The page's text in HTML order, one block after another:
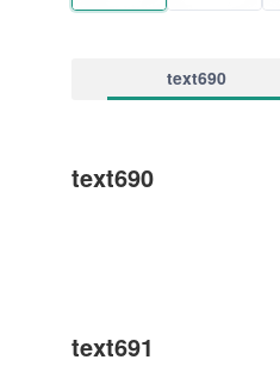
text690
text690
text691